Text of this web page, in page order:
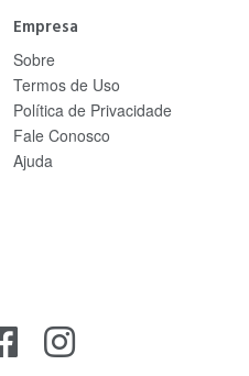
Empresa
Sobre
Termos de Uso
Política de Privacidade
Fale Conosco
Ajuda